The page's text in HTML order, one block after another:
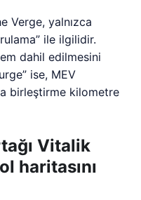
Verge, yalnızca
ile ilgilidir.
dahil edilmesini
ise, MEV
birleştirme kilometre
Vitalik
haritasını